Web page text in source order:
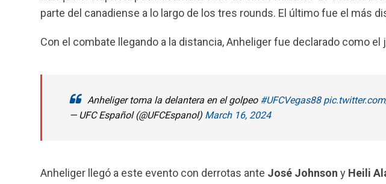
parte del canadiense a lo largo de los tres rounds. El último fue el más
Con el combate llegando a la distancia, Anheliger fue declarado como
Anheliger toma la delantera en el golpeo #UFCVegas88
— UFC Español (@UFCEspanol) March 16, 2024
Anheliger llegó a este evento con derrotas ante José Johnson y Heili